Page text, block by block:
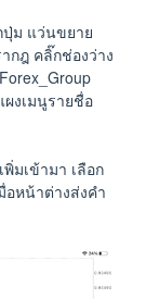
ปุ่ม แว่นขยาย
กฎ คลิ๊กช่องว่าง
งเมนูรายชื่อ
มเข้ามา เลือก
อหน้าต่างส่งคำ